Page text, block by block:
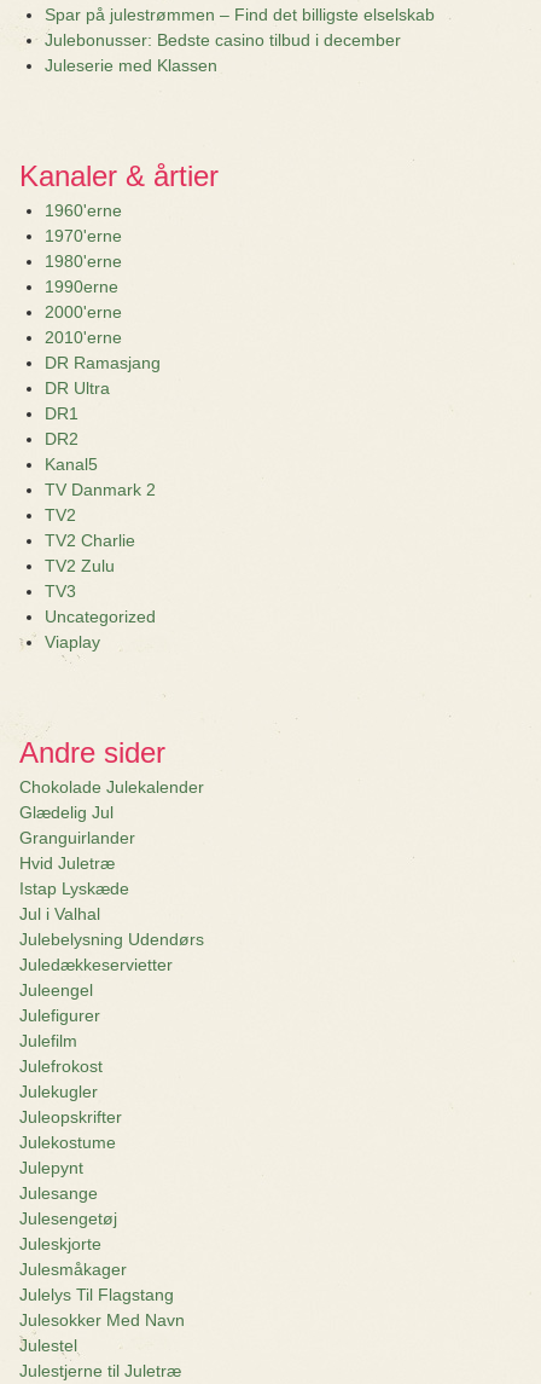
Spar på julestrømmen – Find det billigste elselskab
Julebonusser: Bedste casino tilbud i december
Juleserie med Klassen
Kanaler & årtier
1960'erne
1970'erne
1980'erne
1990erne
2000'erne
2010'erne
DR Ramasjang
DR Ultra
DR1
DR2
Kanal5
TV Danmark 2
TV2
TV2 Charlie
TV2 Zulu
TV3
Uncategorized
Viaplay
Andre sider
Chokolade Julekalender
Glædelig Jul
Granguirlander
Hvid Juletræ
Istap Lyskæde
Jul i Valhal
Julebelysning Udendørs
Juledækkeservietter
Juleengel
Julefigurer
Julefilm
Julefrokost
Julekugler
Juleopskrifter
Julekostume
Julepynt
Julesange
Julesengetøj
Juleskjorte
Julesmåkager
Julelys Til Flagstang
Julesokker Med Navn
Julestel
Julestjerne til Juletræ